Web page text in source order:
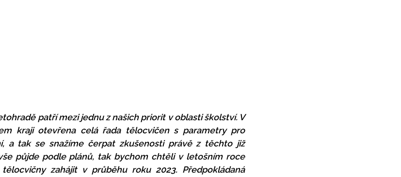
patří mezi jednu z našich priorit v oblasti školství. V
kraji otevřena celá řada tělocvičen s parametry pro
a tak se snažíme čerpat zkušenosti právě z těchto již
půjde podle plánů, tak bychom chtěli v letošním roce
zahájit v průběhu roku 2023. Předpokládaná